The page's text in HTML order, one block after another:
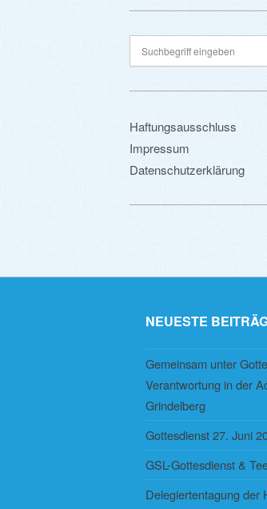
Haftungsausschluss
Impressum
Datenschutzerklärung
NEUESTE
Gemeinsam unter
Verantwortung in der
Grindelberg
Gottesdienst 27. Juni
GSL-Gottesdienst &
Delegiertentagung der